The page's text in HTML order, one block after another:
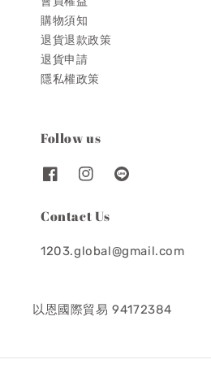
購物須知
退貨退款政策
退貨申請
隱私權政策
Follow us
Contact Us
1203.global@gmail.com
以恩國際貿易 94172384